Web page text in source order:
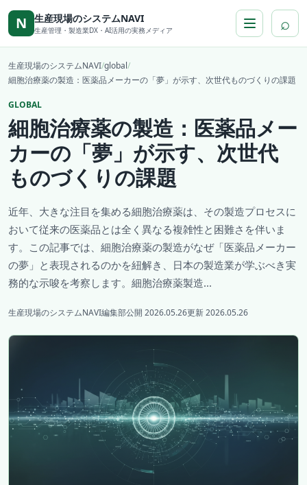
本文へ移動
N 生産現場のシステムNAVI
生産管理・製造業DX・AI活用の実務メディア ⌕
生産現場のシステムNAVI/global/
細胞治療薬の製造：医薬品メーカーの「夢」が示す、次世代ものづくりの課題
GLOBAL
細胞治療薬の製造：医薬品メー
カーの「夢」が示す、次世代
ものづくりの課題
近年、大きな注目を集める細胞治療薬は、その製造プロセスに
おいて従来の医薬品とは全く異なる複雑性と困難さを伴いま
す。この記事では、細胞治療薬の製造がなぜ「医薬品メーカー
の夢」と表現されるのかを紐解き、日本の製造業が学ぶべき実
務的な示唆を考察します。細胞治療薬製造...
生産現場のシステムNAVI編集部公開 2026.05.26更新 2026.05.26